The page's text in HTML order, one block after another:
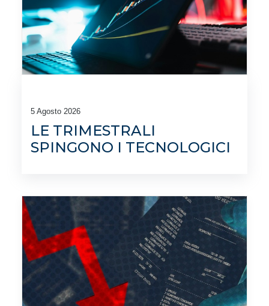
5 Agosto 2026
LE TRIMESTRALI
SPINGONO I TECNOLOGICI